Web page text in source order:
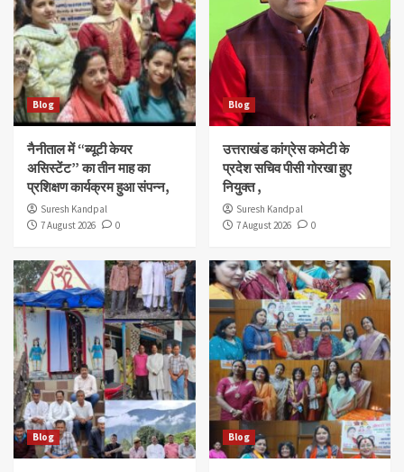
Blog
नैनीताल में “ब्यूटी केयर
असिस्टेंट” का तीन माह का
प्रशिक्षण कार्यक्रम हुआ संपन्न,
Suresh Kandpal
7 August 2026
0
Blog
उत्तराखंड कांग्रेस कमेटी के
प्रदेश सचिव पीसी गोरखा हुए
नियुक्त ,
Suresh Kandpal
7 August 2026
0
Blog Blog